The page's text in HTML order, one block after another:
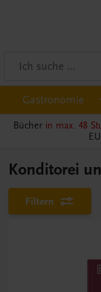
Gastronomie
Bücher in max. 48
Konditorei
Filtern